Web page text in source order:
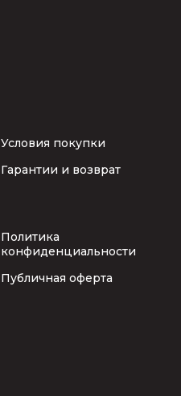
Условия покупки
Гарантии и возврат
Политика
конфиденциальности
Публичная оферта